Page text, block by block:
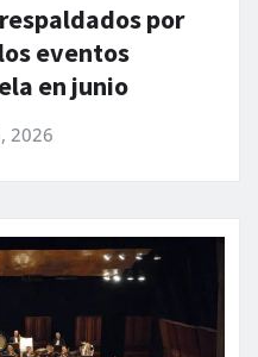
por
eventos
en junio
2026